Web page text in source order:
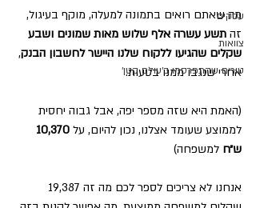
עסקים
צוואות
טורים שהתפרסמו ב׳עולם קטן׳
מה שאתם רואים בתמונה למעלה, מוקף בעיגול,
זה תשע עשרה אלף שלוש מאות שמונים ושבע
שקלים שהגיעו ללקוח שלנו היישר לחשבון הבנק,
אחרי שנגבו ממנו בטעות.
(האמת היא שזה מספר יפה, אבל גבוה יחסית
לממוצע שעומד אצלנו, נכון להיום, על
ש״ח למשפחה)